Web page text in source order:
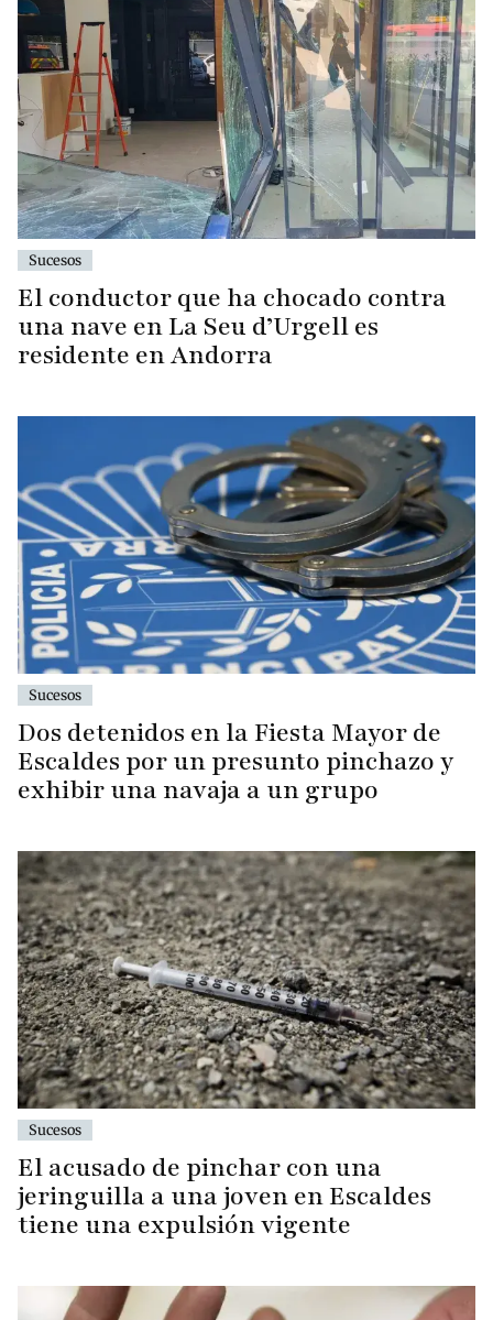
Sucesos
El conductor que ha chocado contra
una nave en La Seu d’Urgell es
residente en Andorra
Sucesos
Dos detenidos en la Fiesta Mayor de
Escaldes por un presunto pinchazo y
exhibir una navaja a un grupo
Sucesos
El acusado de pinchar con una
jeringuilla a una joven en Escaldes
tiene una expulsión vigente